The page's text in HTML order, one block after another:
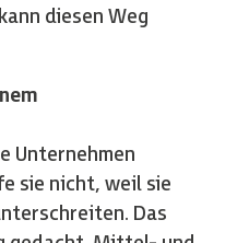
diesen Weg
Unternehmen
sie nicht, weil sie
Das